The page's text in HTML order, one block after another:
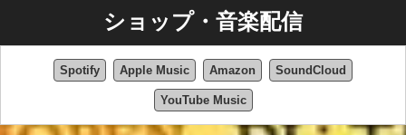
ショップ・音楽配信
Spotify Apple Music Amazon SoundCloud
YouTube Music